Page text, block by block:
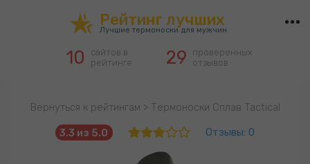
hotel_class Рейтинг лучших
Лучшие термоноски для мужчин
10
сайтов в
рейтинге
29
проверенных
отзывов
Вернуться к рейтингам > Термоноски Сплав Tactical
3.3 из 5.0 Отзывы: 0